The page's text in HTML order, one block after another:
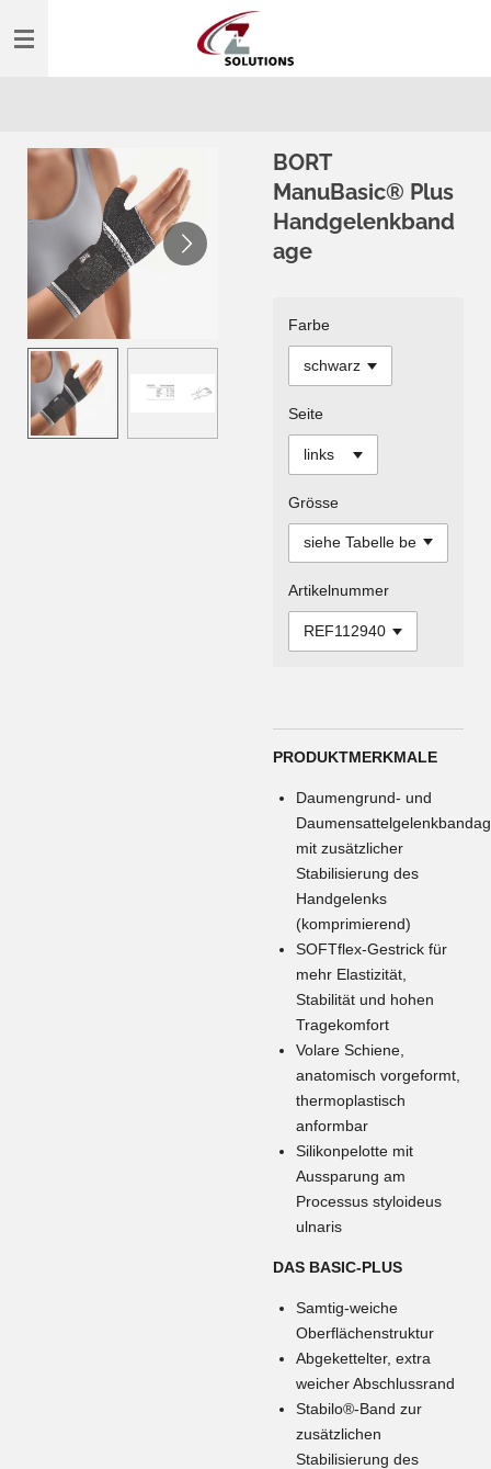
Hauptinhalt
BORT
ManuBasic® Plus
Handgelenkband
age
Farbe
Seite
Grösse
Artikelnummer
PRODUKTMERKMALE
Daumengrund- und
mit zusätzlicher
Stabilisierung des
Handgelenks
(komprimierend)
SOFTflex-Gestrick für
mehr Elastizität,
Stabilität und hohen
Tragekomfort
Volare Schiene,
anatomisch vorgeformt,
thermoplastisch
anformbar
Silikonpelotte mit
Aussparung am
Processus styloideus
ulnaris
DAS BASIC-PLUS
Samtig-weiche
Oberflächenstruktur
Abgekettelter, extra
weicher Abschlussrand
Stabilo®-Band zur
zusätzlichen
Stabilisierung des